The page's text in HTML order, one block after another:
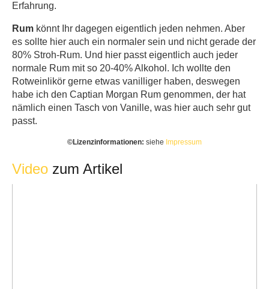
Erfahrung.
Rum könnt Ihr dagegen eigentlich jeden nehmen. Aber
es sollte hier auch ein normaler sein und nicht gerade der
80% Stroh-Rum. Und hier passt eigentlich auch jeder
normale Rum mit so 20-40% Alkohol. Ich wollte den
Rotweinlikör gerne etwas vanilliger haben, deswegen
habe ich den Captian Morgan Rum genommen, der hat
nämlich einen Tasch von Vanille, was hier auch sehr gut
passt.
©️Lizenzinformationen: siehe Impressum
Video zum Artikel